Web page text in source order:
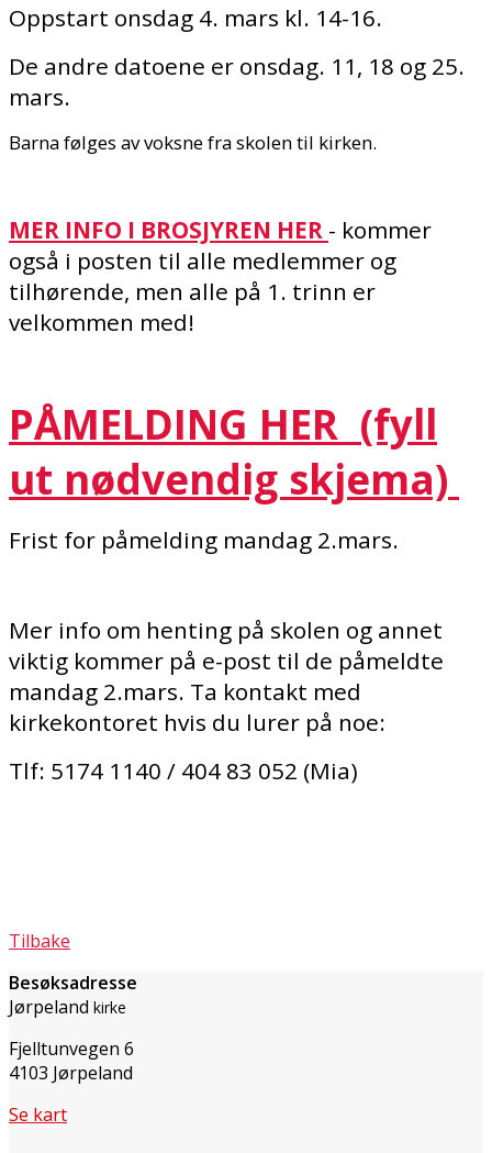
Oppstart onsdag 4. mars kl. 14-16.
De andre datoene er onsdag. 11, 18 og 25.
mars.
Barna følges av voksne fra skolen til kirken.
MER INFO I BROSJYREN HER - kommer
også i posten til alle medlemmer og
tilhørende, men alle på 1. trinn er
velkommen med!
PÅMELDING HER (fyll
ut nødvendig skjema)
Frist for påmelding mandag 2.mars.
Mer info om henting på skolen og annet
viktig kommer på e-post til de påmeldte
mandag 2.mars. Ta kontakt med
kirkekontoret hvis du lurer på noe:
Tlf: 5174 1140 / 404 83 052 (Mia)
Tilbake
Besøksadresse
Jørpeland kirke
Fjelltunvegen 6
4103 Jørpeland
Se kart